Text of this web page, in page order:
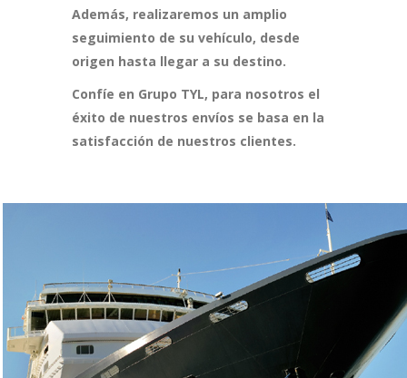
Además, realizaremos un amplio
seguimiento de su vehículo, desde
origen hasta llegar a su destino.
Confíe en Grupo TYL, para nosotros el
éxito de nuestros envíos se basa en la
satisfacción de nuestros clientes.